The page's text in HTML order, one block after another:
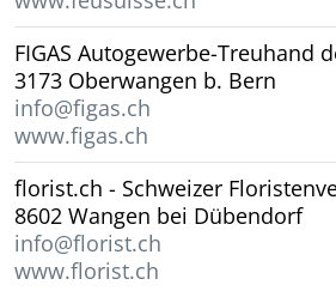
FIGAS Autogewerbe-Treuhand
3173 Oberwangen b. Bern
info@figas.ch
www.figas.ch
florist.ch - Schweizer
8602 Wangen bei Dübendorf
info@florist.ch
www.florist.ch